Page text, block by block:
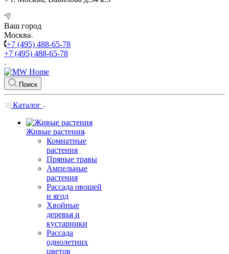
Ваш город
Москва
+7 (495) 488-65-78
+7 (495) 488-65-78
Поиск
Каталог
Живые растения
Комнатные
растения
Пряные травы
Ампельные
растения
Рассада овощей
и ягод
Хвойные
деревья и
кустарники
Рассада
однолетних
цветов